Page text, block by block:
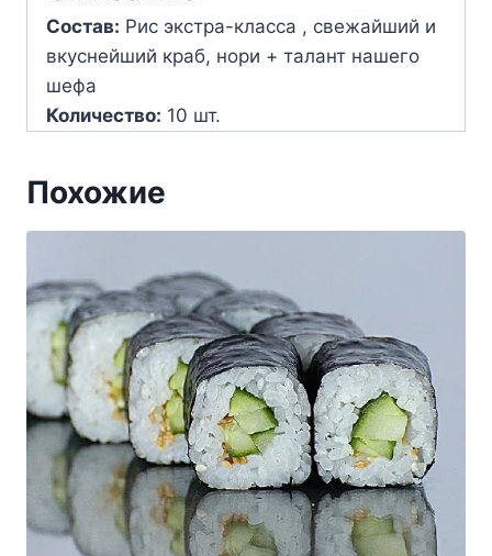
Состав: Рис экстра-класса , свежайший и
вкуснейший краб, нори + талант нашего
шефа
Количество: 10 шт.
Похожие